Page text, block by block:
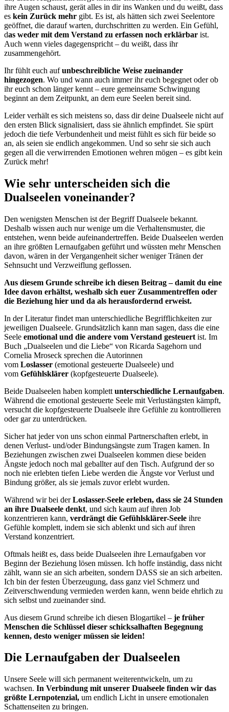
ihre Augen schaust, gerät alles in dir ins Wanken und du weißt, dass
es kein Zurück mehr gibt. Es ist, als hätten sich zwei Seelentore
geöffnet, die darauf warten, durchschritten zu werden. Ein Gefühl,
das weder mit dem Verstand zu erfassen noch erklärbar ist.
Auch wenn vieles dagegenspricht – du weißt, dass ihr
zusammengehört.
Ihr fühlt euch aufunbeschreibliche Weise zueinander
hingezogen. Wo und wann auch immer ihr euch begegnet oder ob
ihr euch schon länger kennt – eure gemeinsame Schwingung
beginnt an dem Zeitpunkt, an dem eure Seelen bereit sind.
Leider verhält es sich meistens so, dass dir deine Dualseele nicht auf
den ersten Blick signalisiert, dass sie ähnlich empfindet. Sie spürt
jedoch die tiefe Verbundenheit und meist fühlt es sich für beide so
an, als seien sie endlich angekommen. Und so sehr sie sich auch
gegen all die verwirrenden Emotionen wehren mögen – es gibt kein
Zurück mehr!
Wie sehr unterscheiden sich die
Dualseelen voneinander?
Den wenigsten Menschen ist der Begriff Dualseele bekannt.
Deshalb wissen auch nur wenige um die Verhaltensmuster, die
entstehen, wenn beide aufeinandertreffen. Beide Dualseelen werden
an ihre größten Lernaufgaben geführt und wüssten mehr Menschen
davon, wären in der Vergangenheit sicher weniger Tränen der
Sehnsucht und Verzweiflung geflossen.
Aus diesem Grunde schreibe ich diesen Beitrag – damit du eine
Idee davon erhältst, weshalb sich euer Zusammentreffen oder
die Beziehung hier und da als herausfordernd erweist.
In der Literatur findet man unterschiedliche Begrifflichkeiten zur
jeweiligen Dualseele. Grundsätzlich kann man sagen, dass die eine
Seele emotional und die andere vom Verstand gesteuert ist. Im
Buch „Dualseelen und die Liebe“ von Ricarda Sagehorn und
Cornelia Mroseck sprechen die Autorinnen
vom Loslasser (emotional gesteuerte Dualseele) und
vom Gefühlsklärer (kopfgesteuerte Dualseele).
Beide Dualseelen haben komplett unterschiedliche Lernaufgaben.
Während die emotional gesteuerte Seele mit Verlustängsten kämpft,
versucht die kopfgesteuerte Dualseele ihre Gefühle zu kontrollieren
oder gar zu unterdrücken.
Sicher hat jeder von uns schon einmal Partnerschaften erlebt, in
denen Verlust- und/oder Bindungsängste zum Tragen kamen. In
Beziehungen zwischen zwei Dualseelen kommen diese beiden
Ängste jedoch noch mal geballter auf den Tisch. Aufgrund der so
noch nie erlebten tiefen Liebe werden die Ängste vor Verlust und
Bindung größer, als sie jemals zuvor erlebt wurden.
Während wir bei derLoslasser-Seele erleben, dass sie 24 Stunden
an ihre Dualseele denkt, und sich kaum auf ihren Job
konzentrieren kann, verdrängt die Gefühlsklärer-Seele ihre
Gefühle komplett, indem sie sich ablenkt und sich auf ihren
Verstand konzentriert.
Oftmals heißt es, dass beide Dualseelen ihre Lernaufgaben vor
Beginn der Beziehung lösen müssen. Ich hoffe inständig, dass nicht
zählt, wann sie an sich arbeiten, sondern DASS sie an sich arbeiten.
Ich bin der festen Überzeugung, dass ganz viel Schmerz und
Zeitverschwendung vermieden werden kann, wenn beide ehrlich zu
sich selbst und zueinander sind.
Aus diesem Grund schreibe ich diesen Blogartikel – je früher
Menschen die Schlüssel dieser schicksalhaften Begegnung
kennen, desto weniger müssen sie leiden!
Die Lernaufgaben der Dualseelen
Unsere Seele will sich permanent weiterentwickeln, um zu
wachsen. In Verbindung mit unserer Dualseele finden wir das
größte Lernpotenzial, um endlich Licht in unsere emotionalen
Schattenseiten zu bringen.